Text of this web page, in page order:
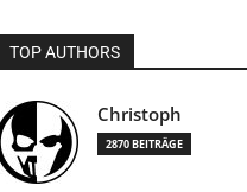
TOP AUTHORS
Christoph
2870 BEITRÄGE